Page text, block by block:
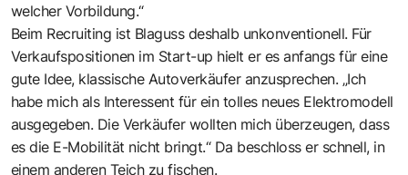
welcher Vorbildung.“
Beim Recruiting ist Blaguss deshalb unkonventionell. Für
Verkaufspositionen im Start-up hielt er es anfangs für eine
gute Idee, klassische Autoverkäufer anzusprechen. „Ich
habe mich als Interessent für ein tolles neues Elektromodell
ausgegeben. Die Verkäufer wollten mich überzeugen, dass
es die E-Mobilität nicht bringt.“ Da beschloss er schnell, in
einem anderen Teich zu fischen.